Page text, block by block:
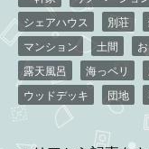
シェアハウス
別荘
マンション
土間
露天風呂
海っペリ
ウッドデッキ
団地